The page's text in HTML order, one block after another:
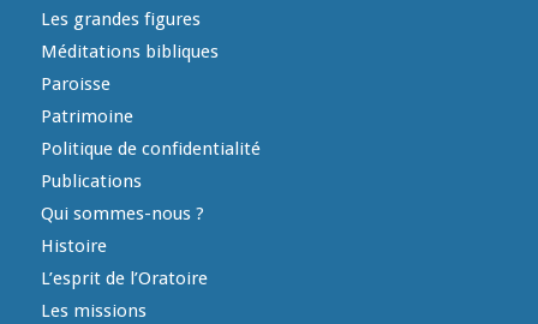
Les grandes figures
Méditations bibliques
Paroisse
Patrimoine
Politique de confidentialité
Publications
Qui sommes-nous ?
Histoire
L’esprit de l’Oratoire
Les missions